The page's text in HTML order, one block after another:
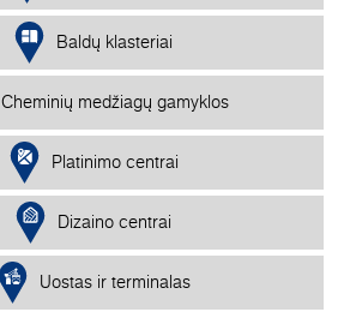
Baldų klasteriai
Cheminių medžiagų gamyklos
Platinimo centrai
Dizaino centrai
Uostas ir terminalas